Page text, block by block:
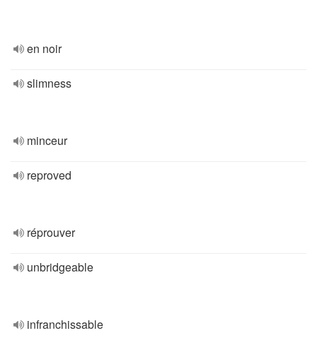
en noir
slimness
minceur
reproved
réprouver
unbridgeable
infranchissable